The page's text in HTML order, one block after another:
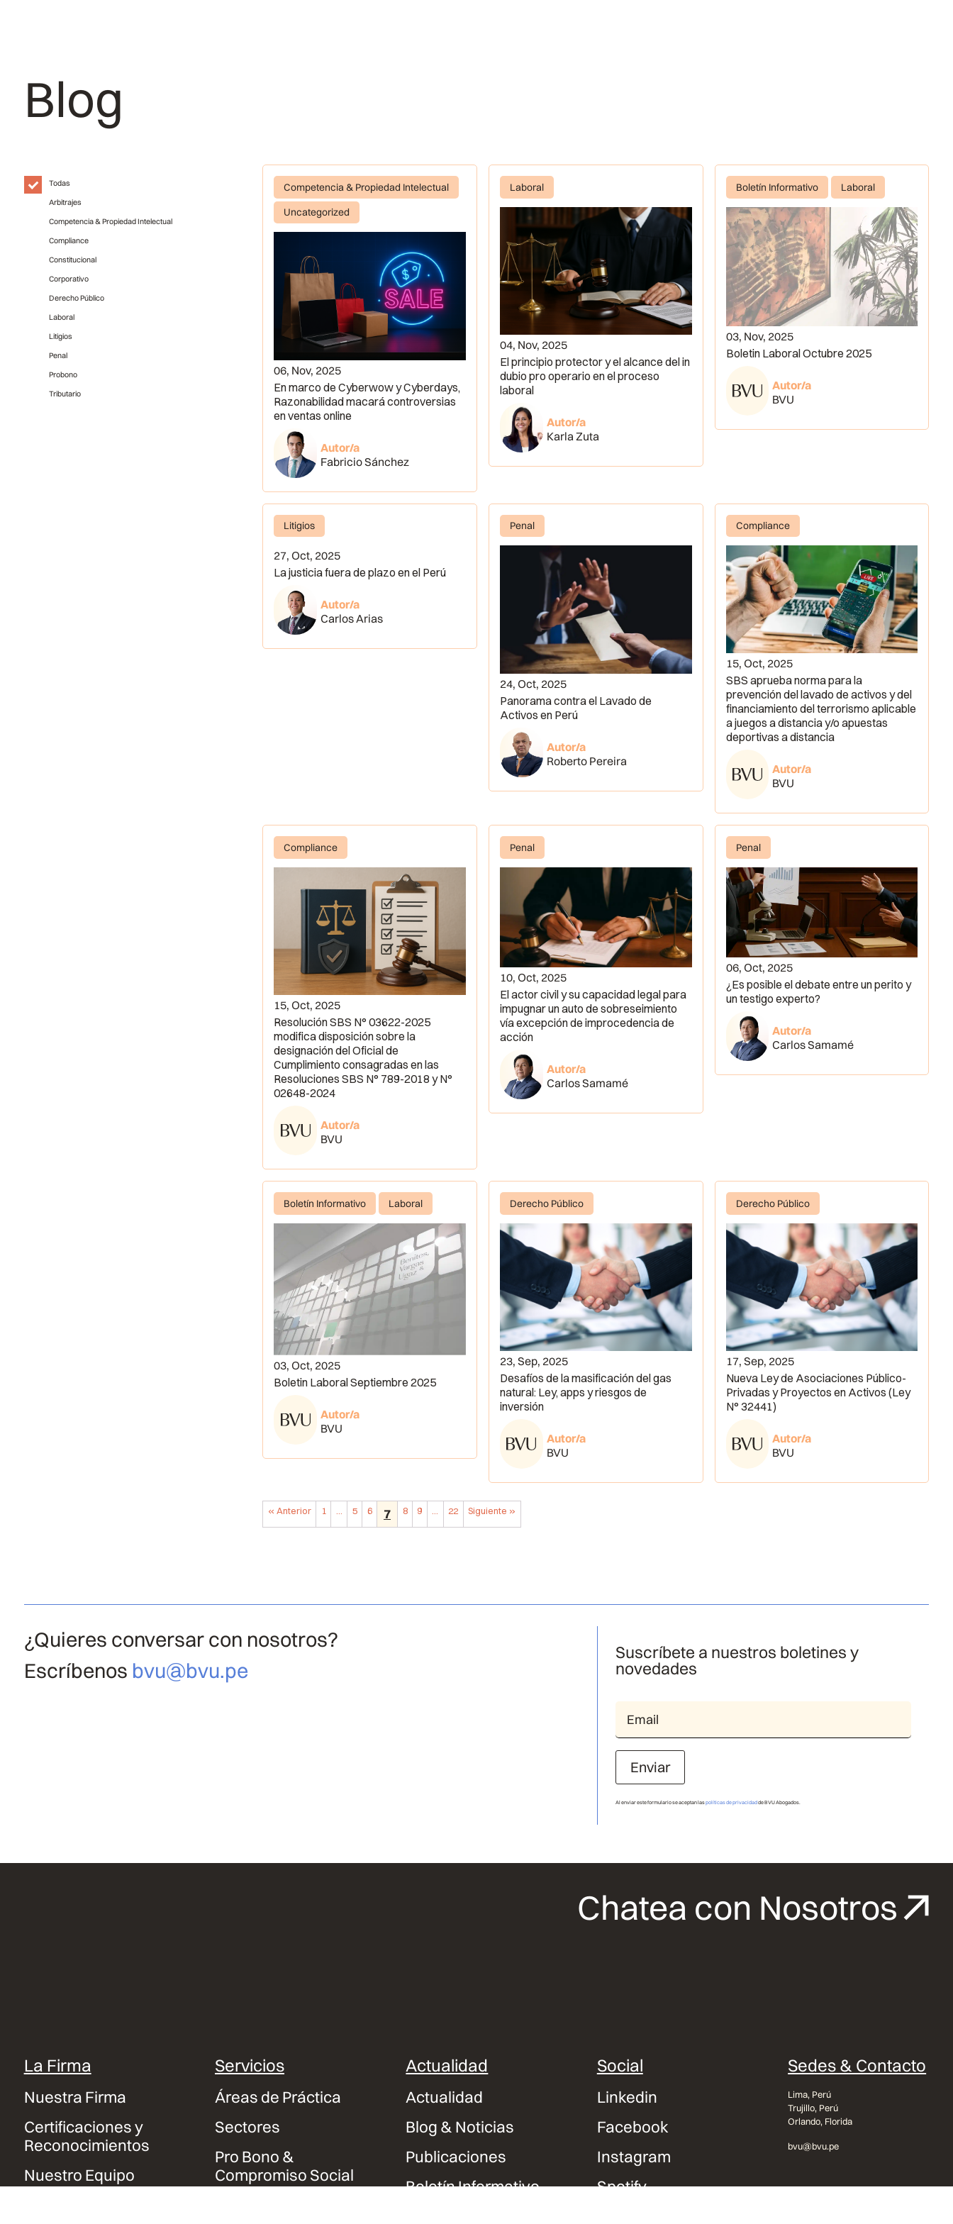
Blog
Todas
Arbitrajes
Competencia & Propiedad Intelectual
Compliance
Constitucional
Corporativo
Derecho Público
Laboral
Litigios
Penal
Probono
Tributario
Competencia & Propiedad Intelectual
Uncategorized
06, Nov, 2025
En marco de Cyberwow y Cyberdays,
Razonabilidad macará controversias
en ventas online
Autor/a
Fabricio Sánchez
Laboral
04, Nov, 2025
El principio protector y el alcance del in
dubio pro operario en el proceso
laboral
Autor/a
Karla Zuta
Boletín Informativo Laboral
03, Nov, 2025
Boletin Laboral Octubre 2025
Autor/a
BVU
Litigios
27, Oct, 2025
La justicia fuera de plazo en el Perú
Autor/a
Carlos Arias
Penal
24, Oct, 2025
Panorama contra el Lavado de
Activos en Perú
Autor/a
Roberto Pereira
Compliance
15, Oct, 2025
SBS aprueba norma para la
prevención del lavado de activos y del
financiamiento del terrorismo aplicable
a juegos a distancia y/o apuestas
deportivas a distancia
Autor/a
BVU
Compliance
15, Oct, 2025
Resolución SBS N° 03622-2025
modifica disposición sobre la
designación del Oficial de
Cumplimiento consagradas en las
Resoluciones SBS N° 789-2018 y N°
02648-2024
Autor/a
BVU
Penal
10, Oct, 2025
El actor civil y su capacidad legal para
impugnar un auto de sobreseimiento
vía excepción de improcedencia de
acción
Autor/a
Carlos Samamé
Penal
06, Oct, 2025
¿Es posible el debate entre un perito y
un testigo experto?
Autor/a
Carlos Samamé
Boletín Informativo Laboral
03, Oct, 2025
Boletin Laboral Septiembre 2025
Autor/a
BVU
Derecho Público
23, Sep, 2025
Desafíos de la masificación del gas
natural: Ley, apps y riesgos de
inversión
Autor/a
BVU
Derecho Público
17, Sep, 2025
Nueva Ley de Asociaciones Público-
Privadas y Proyectos en Activos (Ley
N° 32441)
Autor/a
BVU
« Anterior 1 5 6 7 8 9 22 Siguiente »
¿Quieres conversar con nosotros?
Escríbenos bvu@bvu.pe
Suscríbete a nuestros boletines y
novedades
Enviar
Al enviar este formulario se aceptan laspolíticas de privacidadde BVU Abogados.
Chatea con Nosotros
La Firma
Nuestra Firma
Certificaciones y
Reconocimientos
Nuestro Equipo
Servicios
Áreas de Práctica
Sectores
Pro Bono &
Compromiso Social
Actualidad
Actualidad
Blog & Noticias
Publicaciones
Boletín Informativo
Social
Linkedin
Facebook
Instagram
Spotify
Sedes & Contacto
Lima, Perú
Trujillo, Perú
Orlando, Florida
bvu@bvu.pe